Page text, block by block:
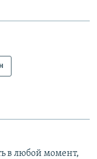
в любой момент,